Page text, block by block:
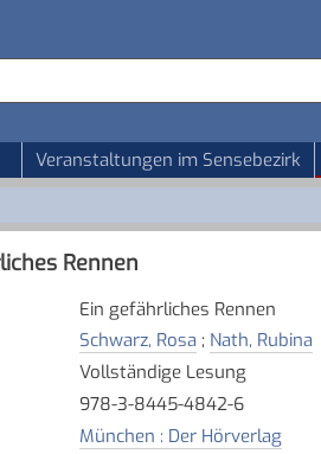
Veranstaltungen im Sensebezirk
Rennen
Ein gefährliches Rennen
Schwarz, Rosa ; Nath, Rubina
Vollständige Lesung
978-3-8445-4842-6
München : Der Hörverlag